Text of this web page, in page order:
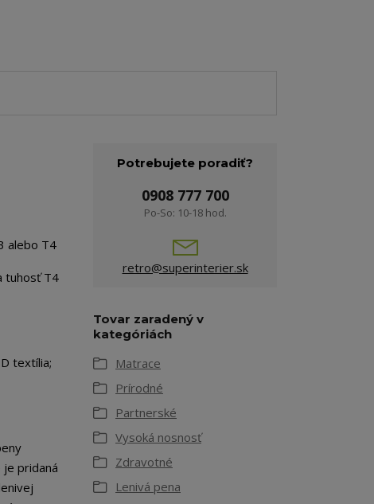
alebo T4
tuhosť T4
textília;
pridaná
Potrebujete poradiť?
0908 777 700
Po-So: 10-18 hod.
retro@superinterier.sk
Tovar zaradený v
kategóriách
Matrace
Prírodné
Partnerské
Vysoká nosnosť
Zdravotné
Lenivá pena